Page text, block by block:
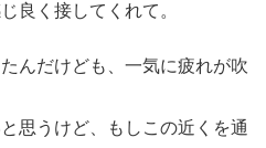
良く接してくれて。
んだけども、一気に疲れが吹
思うけど、もしこの近くを通